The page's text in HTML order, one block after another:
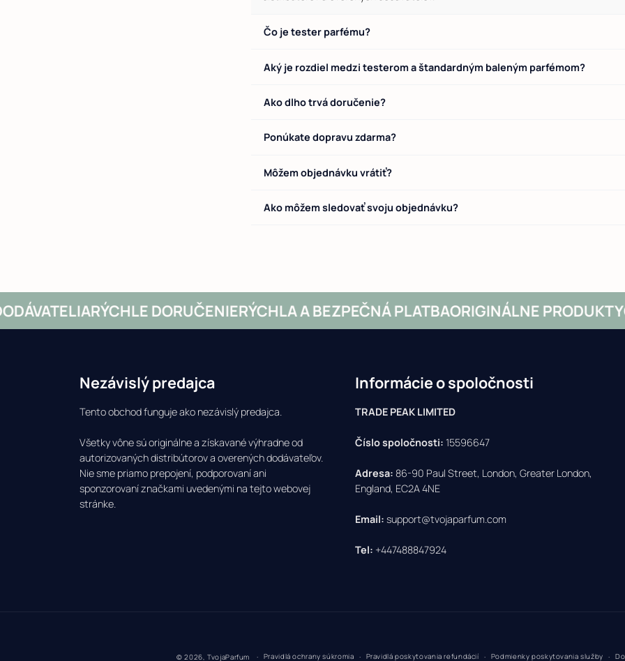
Čo je tester parfému?
Aký je rozdiel medzi testerom a štandardným baleným parfémom?
Ako dlho trvá doručenie?
Ponúkate dopravu zdarma?
Môžem objednávku vrátiť?
Ako môžem sledovať svoju objednávku?
RÝCHLE DORUČENIERÝCHLA A BEZPEČNÁ PLATBAORIGINÁLNE PRODUKTY
Nezávislý predajca
Tento obchod funguje ako nezávislý predajca.
Všetky vône sú originálne a získavané výhradne od
autorizovaných distribútorov a overených dodávateľov.
Nie sme priamo prepojení, podporovaní ani
sponzorovaní značkami uvedenými na tejto webovej
stránke.
Informácie o spoločnosti
TRADE PEAK LIMITED
Číslo spoločnosti: 15596647
Adresa: 86-90 Paul Street, London, Greater London,
England, EC2A 4NE
Email: support@tvojaparfum.com
Tel: +447488847924
© 2026,TvojaParfum Pravidlá ochrany súkromia Pravidlá poskytovania refundácií Podmienky poskytovania služby